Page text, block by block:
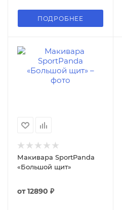
ПОДРОБНЕЕ
Макивара SportPanda
«Большой щит»
от12890 ₽